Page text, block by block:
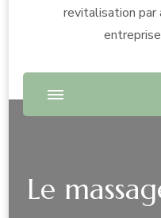
revitalisation par
Le